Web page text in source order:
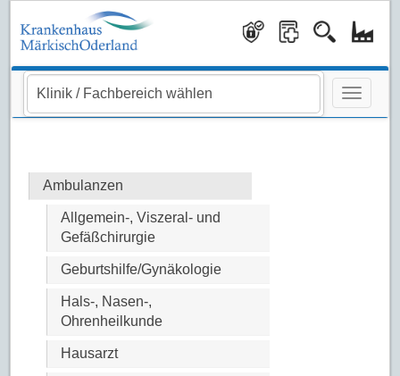
Ambulanzen
Allgemein-, Viszeral- und
Gefäßchirurgie
Geburtshilfe/Gynäkologie
Hals-, Nasen-,
Ohrenheilkunde
Hausarzt